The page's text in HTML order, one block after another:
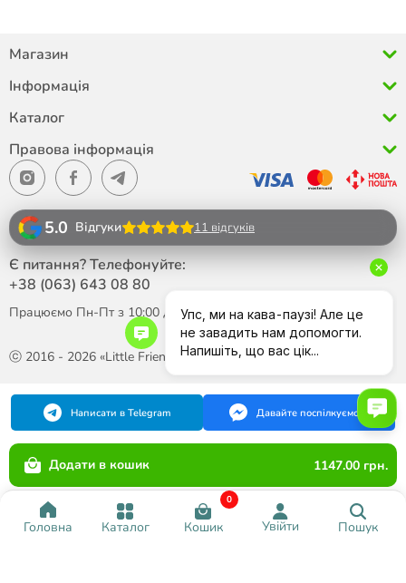
Головна Каталог Кошик
0
Увійти Пошук
Додати в кошик 1147.00 грн.
Магазин
Інформація
Каталог
Правова інформація
ⓒ 2016 - 2026 «Little Friend»
5.0 Відгуки 11 відгуків
Є питання? Телефонуйте:
+38 (063) 643 08 80
Працюємо Пн-Пт з 10:00 до 18:00
Написати в Telegram Давайте поспілкуємося